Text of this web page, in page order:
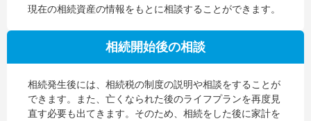
現在の相続資産の情報をもとに相談することができます。
相続開始後の相談
相続発生後には、相続税の制度の説明や相談をすることが
できます。また、亡くなられた後のライフプランを再度見
直す必要も出てきます。そのため、相続をした後に家計を